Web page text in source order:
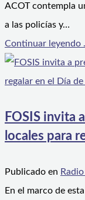
ACOT contempla
a las policías y…
Continuar leyendo
FOSIS invita
locales para
Publicado en
En el marco de